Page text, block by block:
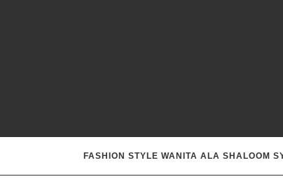
FASHION STYLE WANITA ALA SHALOOM